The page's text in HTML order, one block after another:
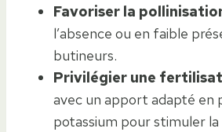
Favoriser la
l’absence ou en faible
butineurs.
Privilégier une
avec un apport adapté en
potassium pour stimuler